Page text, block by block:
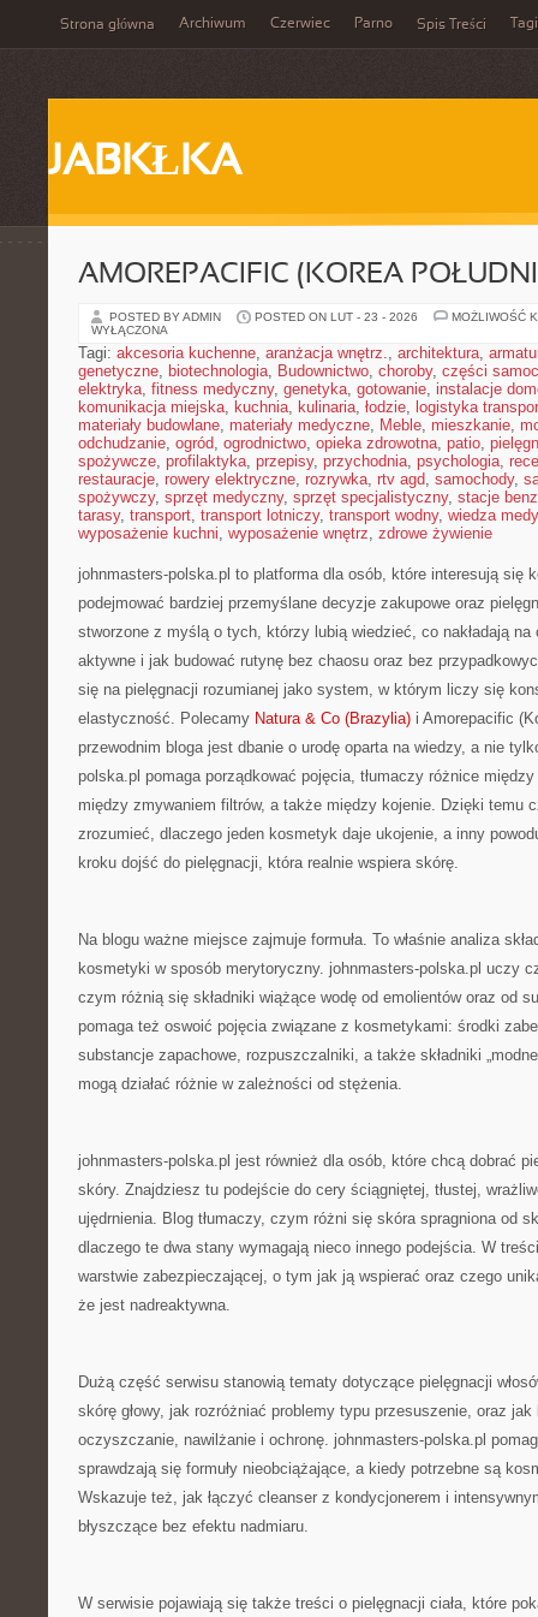
Strona główna Archiwum Czerwiec Parno Spis Treści Tagi
JABKŁKA
AMOREPACIFIC (KOREA
POSTED BY ADMIN POSTED ON LUT - 23 - 2026
MOŻLIWOŚĆ
WYŁĄCZONA
Tagi: akcesoria kuchenne, aranżacja wnętrz., architektura,
genetyczne, biotechnologia, Budownictwo, choroby, części
elektryka, fitness medyczny, genetyka, gotowanie, instalacje
komunikacja miejska, kuchnia, kulinaria, łodzie, logistyka
materiały budowlane, materiały medyczne, Meble, mieszkanie,
odchudzanie, ogród, ogrodnictwo, opieka zdrowotna, patio,
spożywcze, profilaktyka, przepisy, przychodnia, psychologia,
restauracje, rowery elektryczne, rozrywka, rtv agd, samochody,
spożywczy, sprzęt medyczny, sprzęt specjalistyczny, stacje
tarasy, transport, transport lotniczy, transport wodny, wiedza
wyposażenie kuchni, wyposażenie wnętrz, zdrowe żywienie
johnmasters-polska.pl to platforma dla osób, które interesują się
podejmować bardziej przemyślane decyzje zakupowe oraz
stworzone z myślą o tych, którzy lubią wiedzieć, co nakładają na
aktywne i jak budować rutynę bez chaosu oraz bez
się na pielęgnacji rozumianej jako system, w którym liczy się
elastyczność. Polecamy Natura & Co (Brazylia) i Amorepacific
przewodnim bloga jest dbanie o urodę oparta na wiedzy, a nie
polska.pl pomaga porządkować pojęcia, tłumaczy różnice
między zmywaniem filtrów, a także między kojenie. Dzięki temu
zrozumieć, dlaczego jeden kosmetyk daje ukojenie, a inny
kroku dojść do pielęgnacji, która realnie wspiera skórę.
Na blogu ważne miejsce zajmuje formuła. To właśnie analiza
kosmetyki w sposób merytoryczny. johnmasters-polska.pl uczy
czym różnią się składniki wiążące wodę od emolientów oraz od
pomaga też oswoić pojęcia związane z kosmetykami: środki
substancje zapachowe, rozpuszczalniki, a także składniki
mogą działać różnie w zależności od stężenia.
johnmasters-polska.pl jest również dla osób, które chcą dobrać
skóry. Znajdziesz tu podejście do cery ściągniętej, tłustej,
ujędrnienia. Blog tłumaczy, czym różni się skóra spragniona od
dlaczego te dwa stany wymagają nieco innego podejścia. W
warstwie zabezpieczającej, o tym jak ją wspierać oraz czego
że jest nadreaktywna.
Dużą część serwisu stanowią tematy dotyczące pielęgnacji
skórę głowy, jak rozróżniać problemy typu przesuszenie, oraz
oczyszczanie, nawilżanie i ochronę. johnmasters-polska.pl
sprawdzają się formuły nieobciążające, a kiedy potrzebne są
Wskazuje też, jak łączyć cleanser z kondycjonerem i
błyszczące bez efektu nadmiaru.
W serwisie pojawiają się także treści o pielęgnacji ciała, które